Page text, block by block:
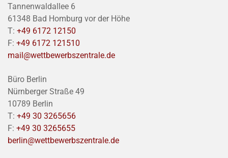
Tannenwaldallee 6
61348 Bad Homburg vor der Höhe
T: +49 6172 12150
F: +49 6172 121510
mail@wettbewerbszentrale.de
Büro Berlin
Nürnberger Straße 49
10789 Berlin
T: +49 30 3265656
F: +49 30 3265655
berlin@wettbewerbszentrale.de